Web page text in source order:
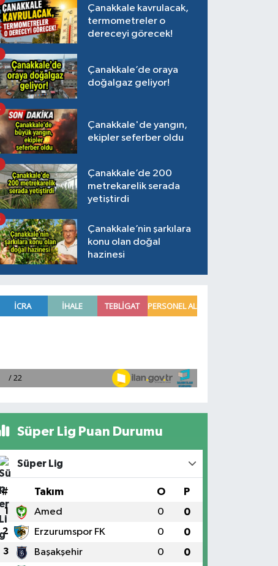
Çanakkale kavrulacak,
termometreler o
dereceyi görecek!
Çanakkale’de oraya
doğalgaz geliyor!
Çanakkale'de yangın,
ekipler seferber oldu
Çanakkale’de 200
metrekarelik serada
yetiştirdi
Çanakkale’nin şarkılara
konu olan doğal
hazinesi
Süper Lig Puan Durumu
Süper Lig
# Takım O P
1 Amed 0 0
2 Erzurumspor FK 0 0
3 Başakşehir 0 0